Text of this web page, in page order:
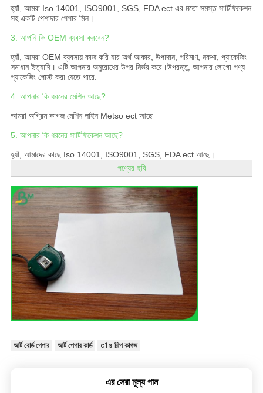
হ্যাঁ, আমরা Iso 14001, ISO9001, SGS, FDA ect এর মতো সমস্ত সার্টিফিকেশন
সহ একটি পেশাদার পেপার মিল।
3. আপনি কি OEM ব্যবসা করবেন?
হ্যাঁ, আমরা OEM ব্যবসায় কাজ করি যার অর্থ আকার, উপাদান, পরিমাণ, নকশা, প্যাকেজিং
সমাধান ইত্যাদি। এটি আপনার অনুরোধের উপর নির্ভর করে।উপরন্তু, আপনার লোগো পণ্য
প্যাকেজিং পোস্ট করা যেতে পারে.
4. আপনার কি ধরনের মেশিন আছে?
আমরা অগ্রিম কাগজ মেশিন লাইন Metso ect আছে
5. আপনার কি ধরনের সার্টিফিকেশন আছে?
হ্যাঁ, আমাদের কাছে Iso 14001, ISO9001, SGS, FDA ect আছে।
পণ্যের ছবি
আর্ট বোর্ড পেপার আর্ট পেপার কার্ড c1s শিল্প কাগজ
এর সেরা মূল্য পান